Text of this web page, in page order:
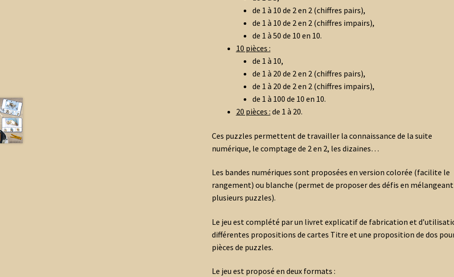
de 1 à 10 de 2 en 2 (chiffres pairs),
de 1 à 10 de 2 en 2 (chiffres impairs),
de 1 à 50 de 10 en 10.
10 pièces :
de 1 à 10,
de 1 à 20 de 2 en 2 (chiffres pairs),
de 1 à 20 de 2 en 2 (chiffres impairs),
de 1 à 100 de 10 en 10.
20 pièces : de 1 à 20.
Ces puzzles permettent de travailler la connaissance de la suite
numérique, le comptage de 2 en 2, les dizaines…
Les bandes numériques sont proposées en version colorée (facilite le
rangement) ou blanche (permet de proposer des défis en mélangeant
plusieurs puzzles).
Le jeu est complété par un livret explicatif de fabrication et
différentes propositions de cartes Titre et une proposition de dos
pièces de puzzles.
Le jeu est proposé en deux formats :